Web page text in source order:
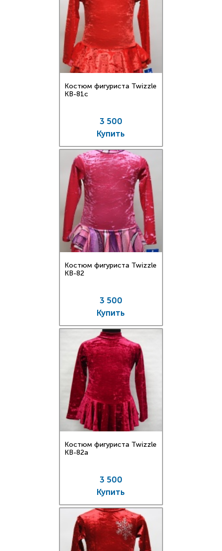
Костюм фигуриста Twizzle
KB-81c
3 500
Купить
Костюм фигуриста Twizzle
KB-82
3 500
Купить
Костюм фигуриста Twizzle
KB-82a
3 500
Купить